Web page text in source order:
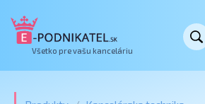
Všetko pre vašu kanceláriu